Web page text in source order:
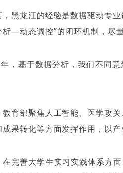
，黑龙江的经验是数据驱动专
—动态调控”的闭环机制，尽
，基于数据分析，我们不同
教育部聚焦人工智能、医学攻
成果转化等方面发挥作用，以
在完善大学生实习实践体系方